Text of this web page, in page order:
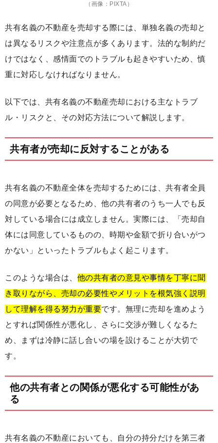
（画像：PIXTA）
共有名義の不動産を売却する際には、単独名義の売却と
は異なるリスクや注意点が多くあります。法的な制約だ
けではなく、感情面でのトラブルも起きやすいため、慎
重に対応しなければなりません。
以下では、共有名義の不動産売却における主なトラブ
ル・リスクと、その対応方法について解説します。
共有者が売却に反対することがある
共有名義の不動産全体を売却するためには、共有者全員
の同意が必要となるため、他の共有者のうち一人でも反
対している場合には成立しません。実際には、「売却自
体には同意しているものの、時期や金額で折り合いがつ
かない」といったトラブルもよく起こります。
このような場合は、 他の共有者の意見や事情を丁寧に聞
き取りながら、売却の必要性やメリットを根気強く説明
して理解を得る努力が重要です。無理に売却を進めよう
とすれば関係性が悪化し、さらに交渉が難しくなるた
め、まずは冷静に話し合いの場を設けることが大切で
す。
他の共有者との関係が悪化する可能性があ
る
共有名義の不動産においても、自分の持分だけを第三者